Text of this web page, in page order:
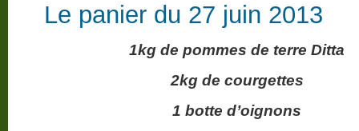
Le panier du 27 juin 2013
1kg de pommes de terre Ditta
2kg de courgettes
1 botte d’oignons